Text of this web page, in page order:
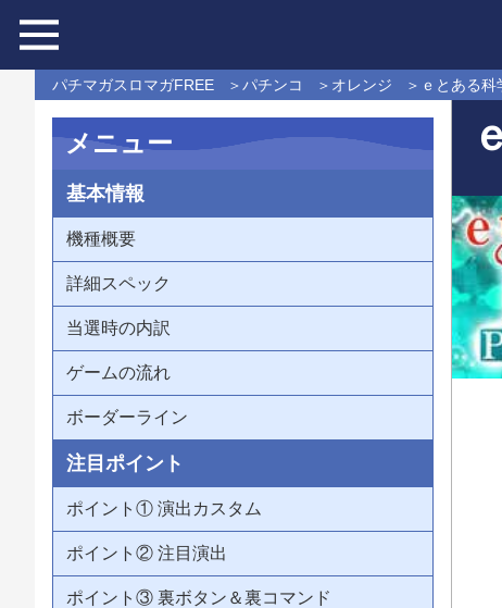
パチマガスロマガFREE パチンコ オレンジ ｅとある
メニュー
基本情報
機種概要
詳細スペック
当選時の内訳
ゲームの流れ
ボーダーライン
注目ポイント
ポイント① 演出カスタム
ポイント② 注目演出
ポイント③ 裏ボタン＆裏コマンド